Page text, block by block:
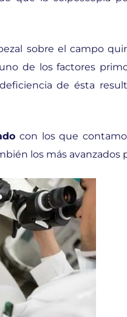
sobre el campo
de los factores
de ésta
con los que
los más avanzados